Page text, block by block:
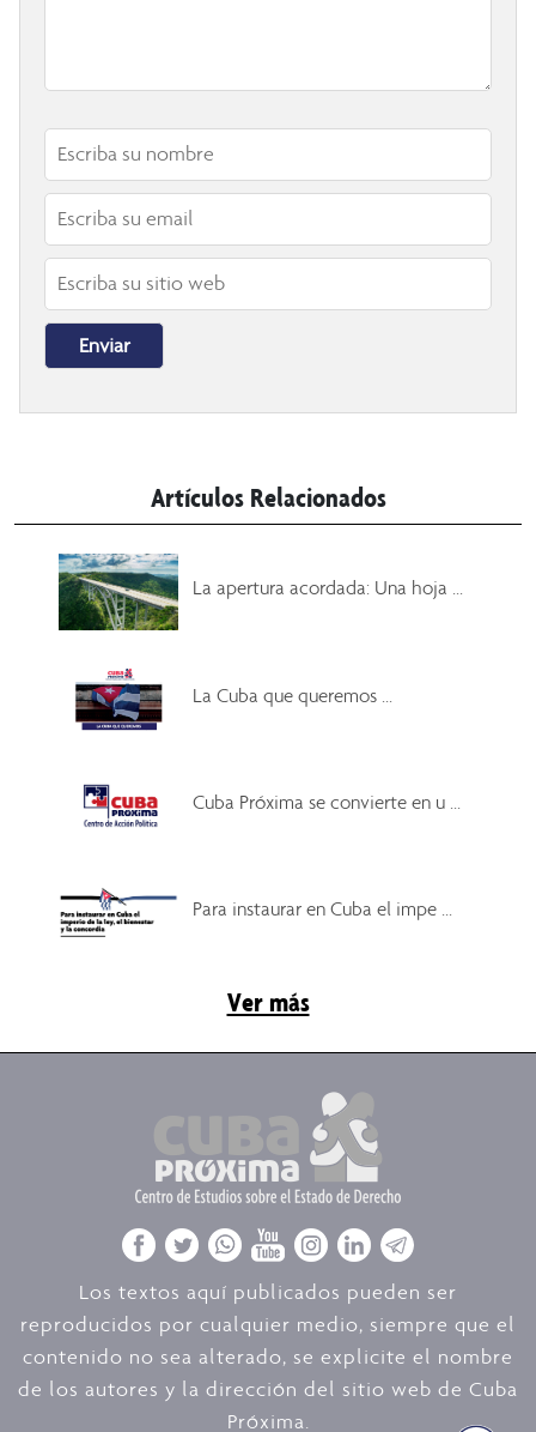
Artículos Relacionados
La apertura acordada: Una hoja ...
La Cuba que queremos ...
Cuba Próxima se convierte en u ...
Para instaurar en Cuba el impe ...
Ver más
Los textos aquí publicados pueden ser
reproducidos por cualquier medio, siempre que el
contenido no sea alterado, se explicite el nombre
de los autores y la dirección del sitio web de Cuba
Próxima.